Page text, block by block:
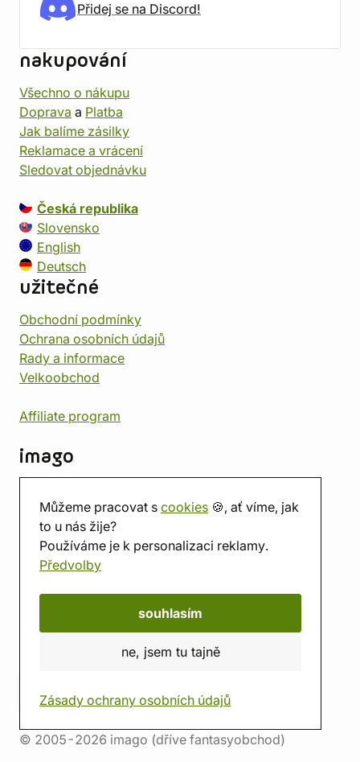
Můžeme pracovat s cookies 🍪, ať víme, jak
to u nás žije?
Používáme je k personalizaci reklamy.
Předvolby
souhlasím
ne, jsem tu tajně
Zásady ochrany osobních údajů
Přidej se na Discord!
nakupování
Všechno o nákupu
Doprava a Platba
Jak balíme zásilky
Reklamace a vrácení
Sledovat objednávku
Česká republika
Slovensko
English
Deutsch
užitečné
Obchodní podmínky
Ochrana osobních údajů
Rady a informace
Velkoobchod
Affiliate program
imago
Prodejna
Herna
O nás
Hodnocení obchodu
© 2005-2026 imago (dříve fantasyobchod)